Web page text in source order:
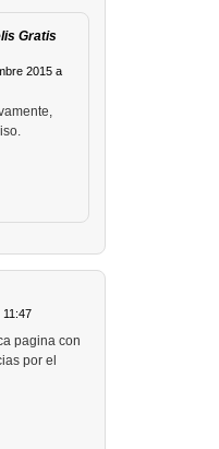
Gratis
2015 a
11:47
pagina con
por el